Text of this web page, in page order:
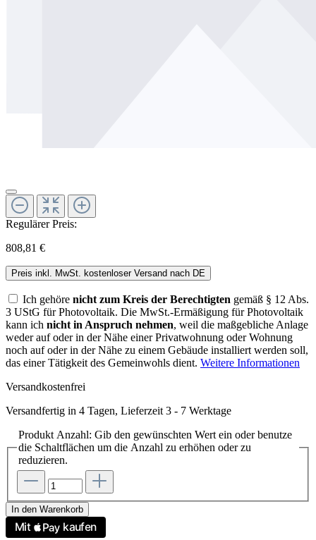
Regulärer Preis:
808,81 €
Preis inkl. MwSt. kostenloser Versand nach DE
Ich gehöre nicht zum Kreis der Berechtigten gemäß § 12 Abs.
3 UStG für Photovoltaik. Die MwSt.-Ermäßigung für Photovoltaik
kann ich nicht in Anspruch nehmen, weil die maßgebliche Anlage
weder auf oder in der Nähe einer Privatwohnung oder Wohnung
noch auf oder in der Nähe zu einem Gebäude installiert werden soll,
das einer Tätigkeit des Gemeinwohls dient. Weitere Informationen
Versandkostenfrei
Versandfertig in 4 Tagen, Lieferzeit 3 - 7 Werktage
Produkt Anzahl: Gib den gewünschten Wert ein oder benutze
die Schaltflächen um die Anzahl zu erhöhen oder zu
reduzieren.
In den Warenkorb